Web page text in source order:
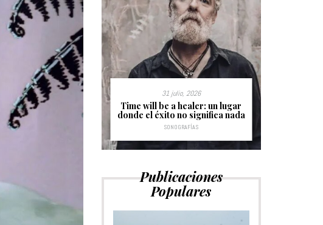
1 agosto, 2026
pecadores sin
nombre
MÚSICA
31 julio, 2026
Time will be a healer: un lugar
donde el éxito no significa nada
SONOGRAFÍAS
Publicaciones
Populares